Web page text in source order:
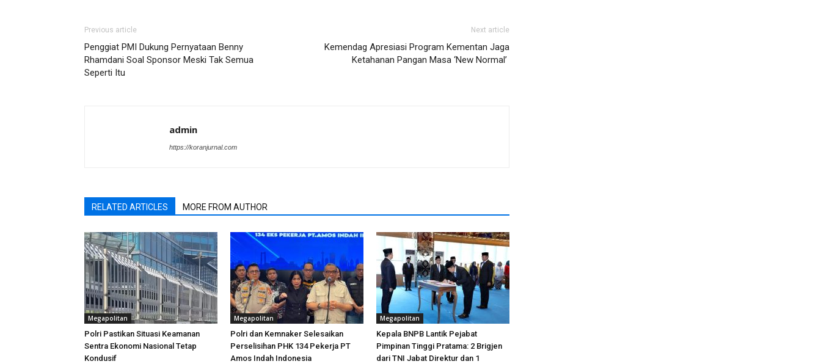
Previous article
Penggiat PMI Dukung Pernyataan Benny
Rhamdani Soal Sponsor Meski Tak Semua
Seperti Itu
Next article
Kemendag Apresiasi Program Kementan Jaga
Ketahanan Pangan Masa ‘New Normal’
admin
https://koranjurnal.com
RELATED ARTICLES MORE FROM AUTHOR
Megapolitan
Polri Pastikan Situasi Keamanan
Sentra Ekonomi Nasional Tetap
Kondusif
Megapolitan
Polri dan Kemnaker Selesaikan
Perselisihan PHK 134 Pekerja PT
Amos Indah Indonesia
Megapolitan
Kepala BNPB Lantik Pejabat
Pimpinan Tinggi Pratama: 2 Brigjen
dari TNI Jabat Direktur dan 1